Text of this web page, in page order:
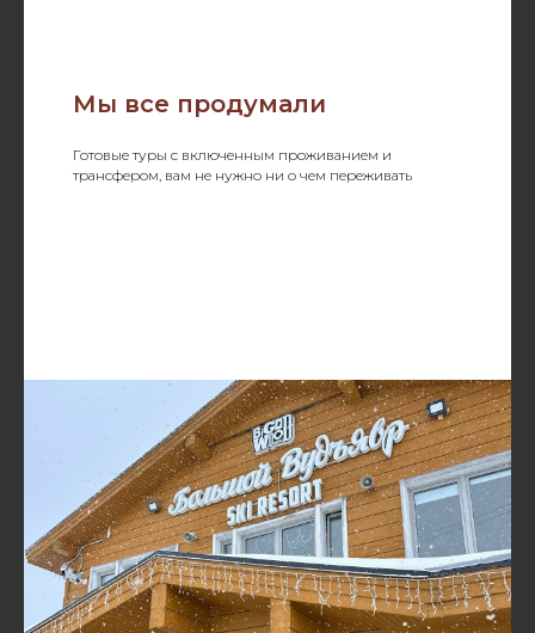
Мы все продумали
Готовые туры с включенным проживанием и
трансфером, вам не нужно ни о чем переживать